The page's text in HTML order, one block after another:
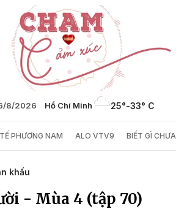
8/2026 Hồ Chí Minh 25°-33° C
PHƯƠNG NAM ALO VTV9 BIẾT GÌ CHƯA
khấu
- Mùa 4 (tập 70)